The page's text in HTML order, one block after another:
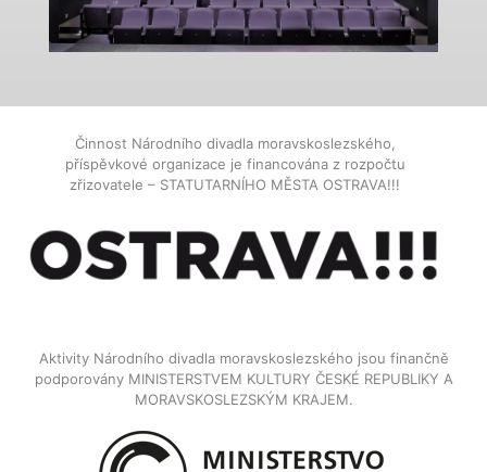
Činnost Národního divadla moravskoslezského,
příspěvkové organizace je financována z rozpočtu
zřizovatele – STATUTARNÍHO MĚSTA OSTRAVA!!!
Aktivity Národního divadla moravskoslezského jsou finančně
podporovány MINISTERSTVEM KULTURY ČESKÉ REPUBLIKY A
MORAVSKOSLEZSKÝM KRAJEM.